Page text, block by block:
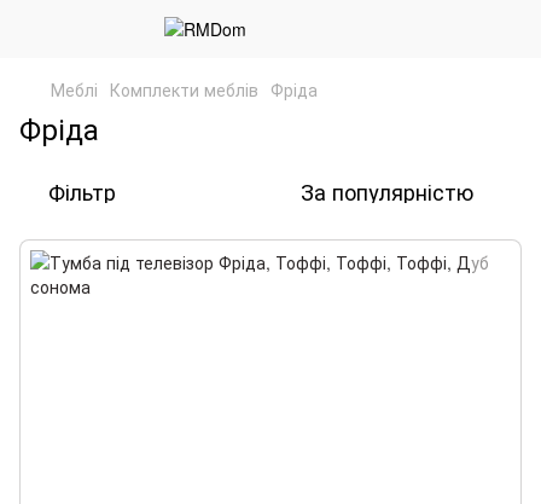
Меблі Комплекти меблів Фріда
Фріда
Фільтр За популярністю